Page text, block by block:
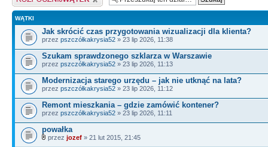
WĄTKI
Jak skrócić czas przygotowania wizualizacji dla klienta?
przez pszczółkakrysia52 » 23 lip 2026, 11:38
Szukam sprawdzonego szklarza w Warszawie
przez pszczółkakrysia52 » 23 lip 2026, 11:13
Modernizacja starego urzędu – jak nie utknąć na lata?
przez pszczółkakrysia52 » 23 lip 2026, 11:12
Remont mieszkania – gdzie zamówić kontener?
przez pszczółkakrysia52 » 23 lip 2026, 11:11
powałka
przez jozef » 21 lut 2015, 21:45